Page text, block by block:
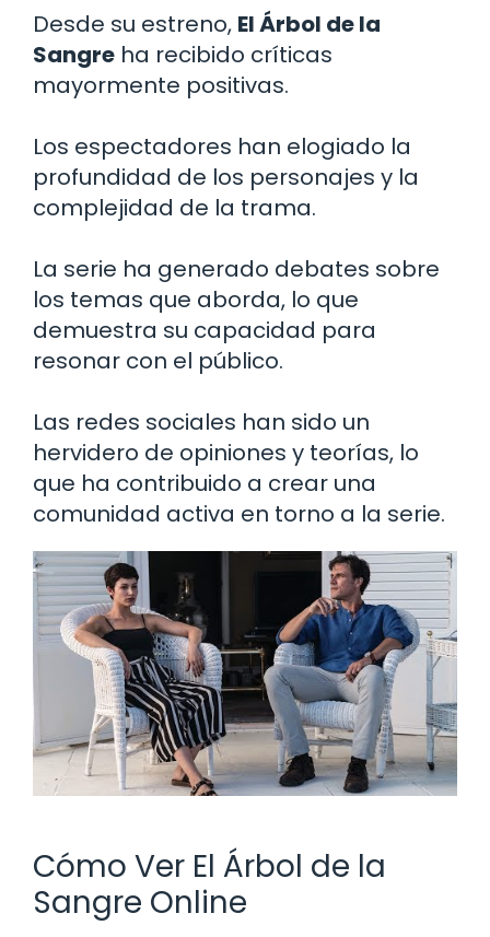
Desde su estreno, El Árbol de la
Sangre ha recibido críticas
mayormente positivas.
Los espectadores han elogiado la
profundidad de los personajes y la
complejidad de la trama.
La serie ha generado debates sobre
los temas que aborda, lo que
demuestra su capacidad para
resonar con el público.
Las redes sociales han sido un
hervidero de opiniones y teorías, lo
que ha contribuido a crear una
comunidad activa en torno a la serie.
Cómo Ver El Árbol de la
Sangre Online